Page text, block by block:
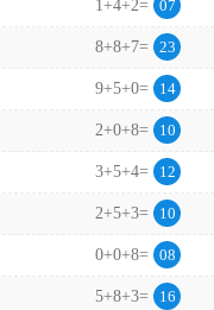
1+4+2= 07
8+8+7= 23
9+5+0= 14
2+0+8= 10
3+5+4= 12
2+5+3= 10
0+0+8= 08
5+8+3= 16